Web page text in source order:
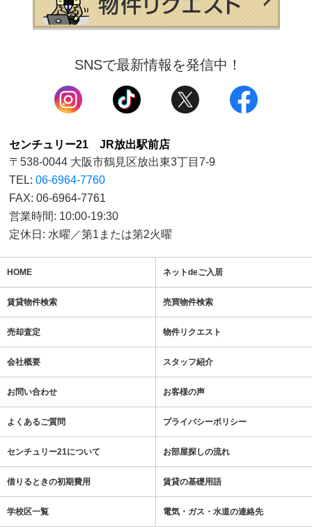
SNSで最新情報を発信中！
センチュリー21 JR放出駅前店
〒538-0044 大阪市鶴見区放出東3丁目7-9
TEL:06-6964-7760
FAX: 06-6964-7761
営業時間: 10:00-19:30
定休日: 水曜／第1または第2火曜
HOME ネットdeご入居
賃貸物件検索 売買物件検索
売却査定 物件リクエスト
会社概要 スタッフ紹介
お問い合わせ お客様の声
よくあるご質問 プライバシーポリシー
センチュリー21について お部屋探しの流れ
借りるときの初期費用 賃貸の基礎用語
学校区一覧 電気・ガス・水道の連絡先